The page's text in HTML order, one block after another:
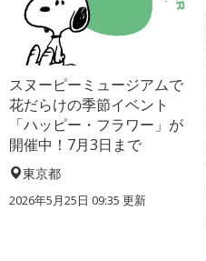
スヌーピーミュージアムで
花だらけの季節イベント
「ハッピー・フラワー」が
開催中！7月3日まで
東京都
2026年5月25日 09:35 更新